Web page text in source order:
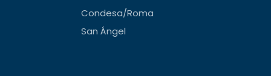
Condesa/Roma
San Ángel